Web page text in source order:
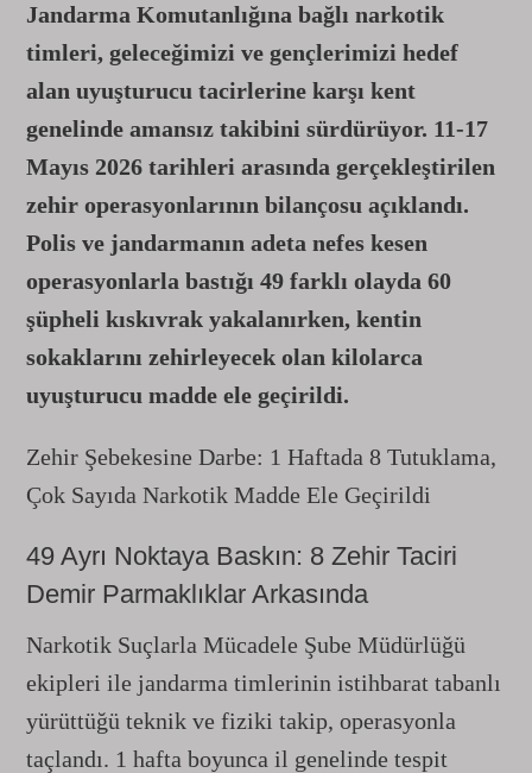
Jandarma Komutanlığına bağlı narkotik
timleri, geleceğimizi ve gençlerimizi hedef
alan uyuşturucu tacirlerine karşı kent
genelinde amansız takibini sürdürüyor. 11-17
Mayıs 2026 tarihleri arasında gerçekleştirilen
zehir operasyonlarının bilançosu açıklandı.
Polis ve jandarmanın adeta nefes kesen
operasyonlarla bastığı 49 farklı olayda 60
şüpheli kıskıvrak yakalanırken, kentin
sokaklarını zehirleyecek olan kilolarca
uyuşturucu madde ele geçirildi.
Zehir Şebekesine Darbe: 1 Haftada 8 Tutuklama,
Çok Sayıda Narkotik Madde Ele Geçirildi
49 Ayrı Noktaya Baskın: 8 Zehir Taciri
Demir Parmaklıklar Arkasında
Narkotik Suçlarla Mücadele Şube Müdürlüğü
ekipleri ile jandarma timlerinin istihbarat tabanlı
yürüttüğü teknik ve fiziki takip, operasyonla
taçlandı. 1 hafta boyunca il genelinde tespit